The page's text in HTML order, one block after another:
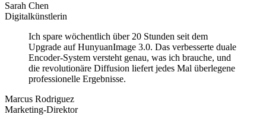
Sarah Chen
Digitalkünstlerin
Ich spare wöchentlich über 20 Stunden seit dem
Upgrade auf HunyuanImage 3.0. Das verbesserte duale
Encoder-System versteht genau, was ich brauche, und
die revolutionäre Diffusion liefert jedes Mal überlegene
professionelle Ergebnisse.
Marcus Rodriguez
Marketing-Direktor